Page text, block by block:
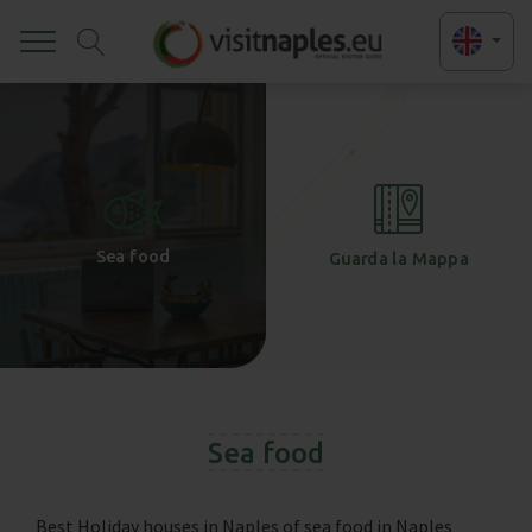
Sea food Guarda la Mappa
Sea food
Best Holiday houses in Naples of sea food in Naples